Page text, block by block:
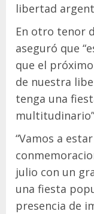
libertad
En otro tenor
aseguró que
que el
de nuestra
tenga una
“Vamos a
julio con un
una fiesta
presencia de